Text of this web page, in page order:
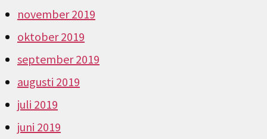
november 2019
oktober 2019
september 2019
augusti 2019
juli 2019
juni 2019